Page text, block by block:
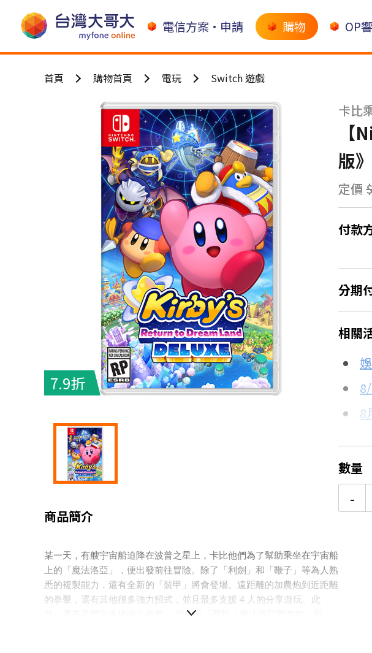
電信方案•申請 購物 OP
首頁 購物首頁 電玩 Switch 遊戲
7.9折
商品簡介
某一天，有艘宇宙船迫降在波普之星上，卡比他們為了幫助乘坐在宇宙船
上的「魔法洛亞」，便出發前往冒險。除了「利劍」和「鞭子」等為人熟
悉的複製能力，還有全新的「裝甲」將會登場。遠距離的加農炮到近距離
的拳擊，還有其他很多強力招式，並且最多支援 4 人的分享遊玩。 此
外，還有著豐富多樣的小遊戲， 新作品「尋找！魔法洛亞圖書館」和
卡比
【
版》
定價
付款
分期
＊實
信
相關
8
數量
-